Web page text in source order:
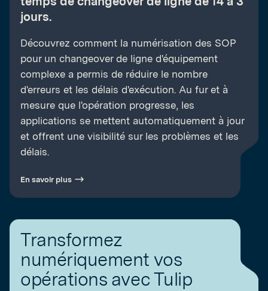
jours.
Découvrez comment la numérisation des SOP
pour un changeover de ligne d'équipement
complexe a permis de réduire le nombre
d'erreurs et les délais d'exécution. Au fur et à
mesure que l'opération progresse, les
applications se mettent automatiquement à jour
et offrent une visibilité sur les problèmes et les
délais.
En savoir plus
Transformez
numériquement vos
opérations avec Tulip